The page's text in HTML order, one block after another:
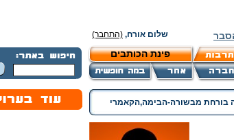
שלום אורח, (התחבר)
פינת הכותבים